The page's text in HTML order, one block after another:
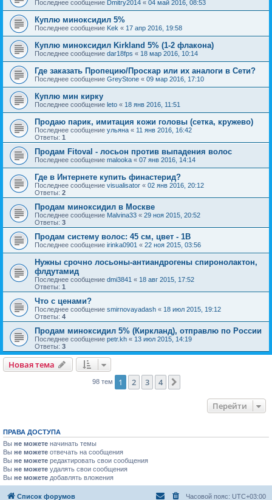
Последнее сообщение Dmitry2014 « 04 май 2016, 08:53
Куплю миноксидил 5%
Последнее сообщение Kek « 17 апр 2016, 19:58
Куплю миноксидил Kirkland 5% (1-2 флакона)
Последнее сообщение dar18fps « 18 мар 2016, 10:14
Где заказать Пропецию/Проскар или их аналоги в Сети?
Последнее сообщение GreyStone « 09 мар 2016, 17:10
Куплю мин кирку
Последнее сообщение leto « 18 янв 2016, 11:51
Продаю парик, имитация кожи головы (сетка, кружево)
Последнее сообщение ульяна « 11 янв 2016, 16:42
Ответы: 1
Продам Fitoval - лосьон против выпадения волос
Последнее сообщение malooka « 07 янв 2016, 14:14
Где в Интернете купить финастерид?
Последнее сообщение visualisator « 02 янв 2016, 20:12
Ответы: 2
Продам миноксидил в Москве
Последнее сообщение Malvina33 « 29 ноя 2015, 20:52
Ответы: 3
Продам систему волос: 45 см, цвет - 1B
Последнее сообщение irinka0901 « 22 ноя 2015, 03:56
Нужны срочно лосьоны-антиандрогены спиронолактон,
флдутамид
Последнее сообщение dmi3841 « 18 авг 2015, 17:52
Ответы: 1
Что с ценами?
Последнее сообщение smirnovayadash « 18 июл 2015, 19:12
Ответы: 4
Продам миноксидил 5% (Киркланд), отправлю по России
Последнее сообщение petr.kh « 13 июл 2015, 14:19
Ответы: 3
Новая тема
98 тем 1 2 3 4
Перейти
ПРАВА ДОСТУПА
Вы не можете начинать темы
Вы не можете отвечать на сообщения
Вы не можете редактировать свои сообщения
Вы не можете удалять свои сообщения
Вы не можете добавлять вложения
Список форумов Часовой пояс: UTC+03:00